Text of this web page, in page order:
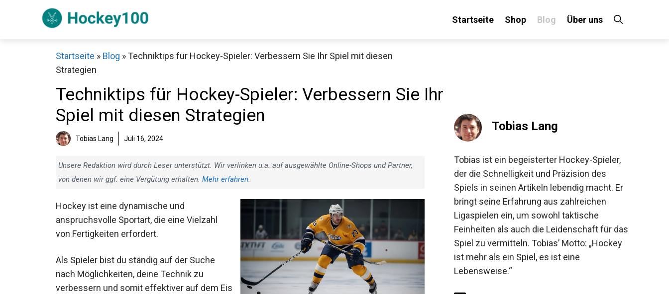
Startseite Shop Blog Über uns
Startseite » Blog »Techniktips für Hockey-Spieler: Verbessern Sie Ihr Spiel mit diesen
Strategien
Techniktips für Hockey-Spieler: Verbessern Sie
Ihr Spiel mit diesen Strategien
Tobias Lang Juli 16, 2024
Unsere Redaktion wird durch Leser unterstützt. Wir verlinken u.a. auf ausgewählte Online-Shops und Partner,
von denen wir ggf. eine Vergütung erhalten. Mehr erfahren.
Hockey ist eine dynamische und
anspruchsvolle Sportart, die eine Vielzahl
von Fertigkeiten erfordert.
Als Spieler bist du ständig auf der Suche
nach Möglichkeiten, deine Technik zu
verbessern und somit effektiver auf dem
Tobias Lang
Tobias ist ein begeisterter Hockey-Spieler,
der die Schnelligkeit und Präzision des
Spiels in seinen Artikeln lebendig macht. Er
bringt seine Erfahrung aus zahlreichen
Ligaspielen ein, um sowohl taktische
Feinheiten als auch die Leidenschaft für
das Spiel zu vermitteln. Tobias’ Motto:
„Hockey ist mehr als ein Spiel, es ist eine
Lebensweise.“
Schaue dir jetzt die meistverkauften Produkte im Sale bei Decathlon an!